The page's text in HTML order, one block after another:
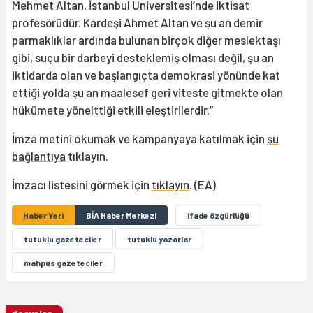
Mehmet Altan, İstanbul Üniversitesi’nde iktisat
profesörüdür. Kardeşi Ahmet Altan ve şu an demir
parmaklıklar ardında bulunan birçok diğer meslektaşı
gibi, suçu bir darbeyi desteklemiş olması değil, şu an
iktidarda olan ve başlangıçta demokrasi yönünde kat
ettiği yolda şu an maalesef geri viteste gitmekte olan
hükümete yönelttiği etkili eleştirilerdir.”
İmza metini okumak ve kampanyaya katılmak için şu
bağlantıya tıklayın.
İmzacı listesini görmek için tıklayın. (EA)
Haber Yeri BİA Haber Merkezi ifade özgürlüğü
tutuklu gazeteciler tutuklu yazarlar
mahpus gazeteciler